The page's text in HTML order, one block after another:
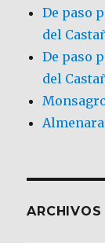
De paso
del
De paso
del
ARCHIVOS